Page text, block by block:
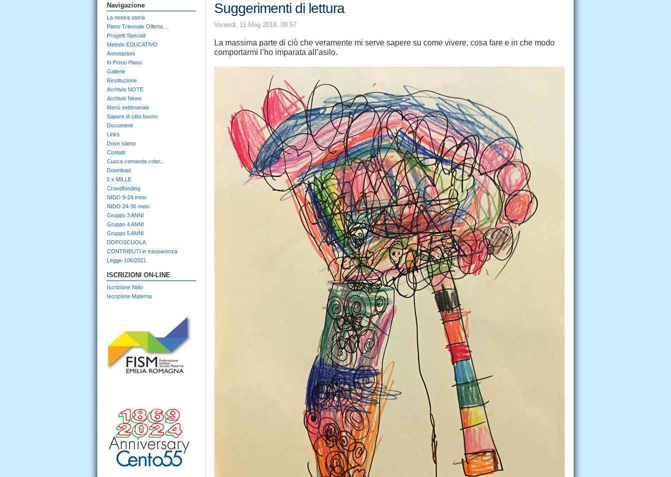
Suggerimenti di lettura
Venerdi, 11 Mag 2018, 09:57
La massima parte di ciò che veramente mi serve sapere su come vivere, cosa fare e in che modo
comportarmi l’ho imparata all’asilo.
Navigazione
La nostra storia
Piano Triennale Offerta ...
Progetti Speciali
Metodo EDUCATIVO
Annotazioni
In Primo Piano
Gallerie
Restituzione
Archivio NOTE
Archivio News
Menù settimanale
Sapore di cibo buono
Documenti
Links
Dove siamo
Contatti
Cuoca comanda color...
Download
5 x MILLE
Crowdfunding
NIDO 9-24 mesi
NIDO 24-36 mesi
Gruppo 3 ANNI
Gruppo 4 ANNI
Gruppo 5 ANNI
DOPOSCUOLA
CONTRIBUTI in trasparenza
Legge-106/2021
ISCRIZIONI ON-LINE
Iscrizione Nido
Iscrizione Materna